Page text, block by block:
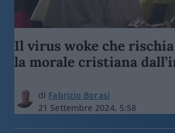
Il virus woke che
la morale cristiana
di Fabrizio Borasi
21 Settembre 2024, 5:58